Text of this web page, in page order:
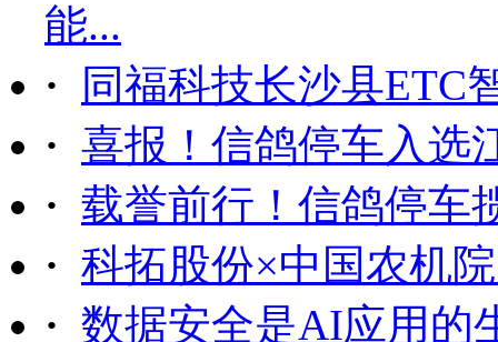
能...
·
同福科技长沙县ETC
· 喜报！信鸽停车入选
· 载誉前行！信鸽停车
· 科拓股份×中国农机
· 数据安全是AI应用的